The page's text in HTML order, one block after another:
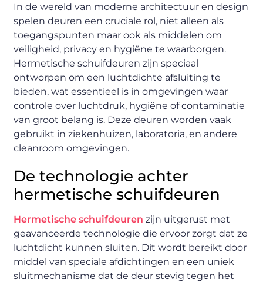
In de wereld van moderne architectuur en design
spelen deuren een cruciale rol, niet alleen als
toegangspunten maar ook als middelen om
veiligheid, privacy en hygiëne te waarborgen.
Hermetische schuifdeuren zijn speciaal
ontworpen om een luchtdichte afsluiting te
bieden, wat essentieel is in omgevingen waar
controle over luchtdruk, hygiëne of contaminatie
van groot belang is. Deze deuren worden vaak
gebruikt in ziekenhuizen, laboratoria, en andere
cleanroom omgevingen.
De technologie achter
hermetische schuifdeuren
Hermetische schuifdeuren zijn uitgerust met
geavanceerde technologie die ervoor zorgt dat ze
luchtdicht kunnen sluiten. Dit wordt bereikt door
middel van speciale afdichtingen en een uniek
sluitmechanisme dat de deur stevig tegen het